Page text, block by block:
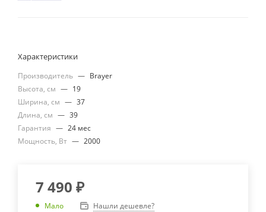
Характеристики
Производитель — Brayer
Высота, см — 19
Ширина, см — 37
Длина, см — 39
Гарантия — 24 мес
Мощность, Вт — 2000
7 490 ₽
Мало Нашли дешевле?